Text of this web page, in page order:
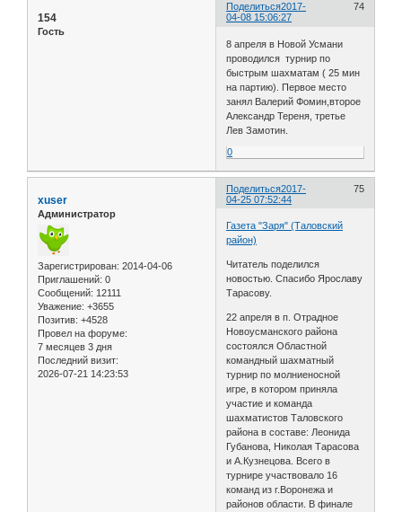
Поделиться 74
2017-
04-08 15:06:27
154
Гость
8 апреля в Новой Усмани
проводился турнир по
быстрым шахматам ( 25 мин
на партию). Первое место
занял Валерий Фомин,второе
Александр Тереня, третье
Лев Замотин.
0
Поделиться 75
2017-
04-25 07:52:44
xuser
Администратор
Зарегистрирован: 2014-04-06
Приглашений: 0
Сообщений: 12111
Уважение: +3655
Позитив: +4528
Провел на форуме:
7 месяцев 3 дня
Последний визит:
2026-07-21 14:23:53
Газета "Заря" (Таловский
район)
Читатель поделился
новостью. Спасибо Ярославу
Тарасову.
22 апреля в п. Отрадное
Новоусманского района
состоялся Областной
командный шахматный
турнир по молниеносной
игре, в котором приняла
участие и команда
шахматистов Таловского
района в составе: Леонида
Губанова, Николая Тарасова
и А.Кузнецова. Всего в
турнире участвовало 16
команд из г.Воронежа и
районов области. В финале